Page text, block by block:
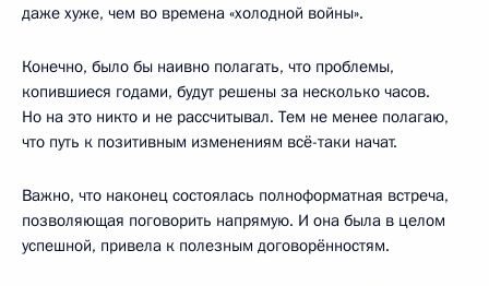
даже хуже, чем во времена «холодной войны».
Конечно, было бы наивно полагать, что проблемы,
копившиеся годами, будут решены за несколько часов.
Но на это никто и не рассчитывал. Тем не менее полагаю,
что путь к позитивным изменениям всё-таки начат.
Важно, что наконец состоялась полноформатная встреча,
позволяющая поговорить напрямую. И она была в целом
успешной, привела к полезным договорённостям.